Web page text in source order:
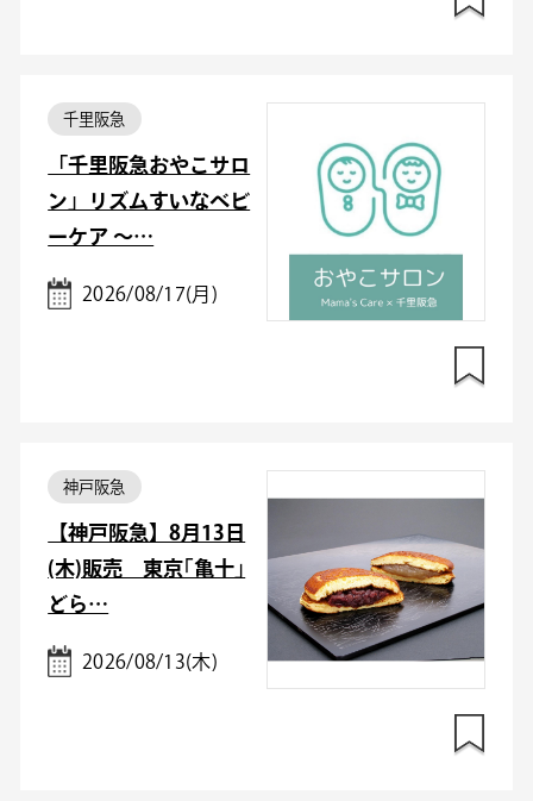
千里阪急
「千里阪急おやこサロ
ン」リズムすいなベビ
ーケア ～…
2026/08/17(月)
神戸阪急
【神戸阪急】8月13日
(木)販売 東京｢亀十｣
どら…
2026/08/13(木)